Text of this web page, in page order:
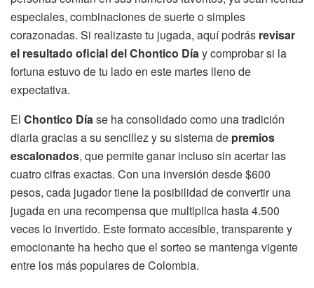
especiales, combinaciones de suerte o simples
corazonadas. Si realizaste tu jugada, aquí podrás revisar
el resultado oficial del Chontico Díay comprobar si la
fortuna estuvo de tu lado en este martes lleno de
expectativa.
El Chontico Díase ha consolidado como una tradición
diaria gracias a su sencillez y su sistema de premios
escalonados, que permite ganar incluso sin acertar las
cuatro cifras exactas. Con una inversión desde $600
pesos, cada jugador tiene la posibilidad de convertir una
jugada en una recompensa que multiplica hasta 4.500
veces lo invertido. Este formato accesible, transparente y
emocionante ha hecho que el sorteo se mantenga vigente
entre los más populares de Colombia.